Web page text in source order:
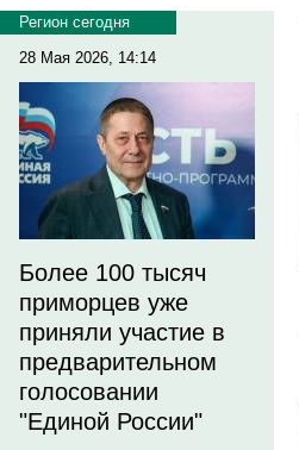
Регион сегодня
28 Мая 2026, 14:14
Более 100 тысяч
приморцев уже
приняли участие в
предварительном
голосовании
"Единой России"